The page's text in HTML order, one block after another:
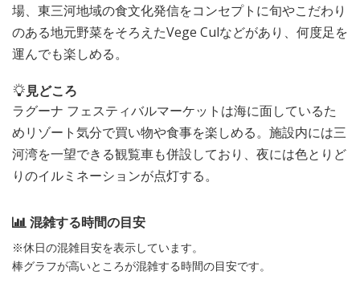
場、東三河地域の食文化発信をコンセプトに旬やこだわり
のある地元野菜をそろえたVege Culなどがあり、何度足を
運んでも楽しめる。
見どころ
ラグーナ フェスティバルマーケットは海に面しているた
めリゾート気分で買い物や食事を楽しめる。施設内には三
河湾を一望できる観覧車も併設しており、夜には色とりど
りのイルミネーションが点灯する。
混雑する時間の目安
※休日の混雑目安を表示しています。
棒グラフが高いところが混雑する時間の目安です。